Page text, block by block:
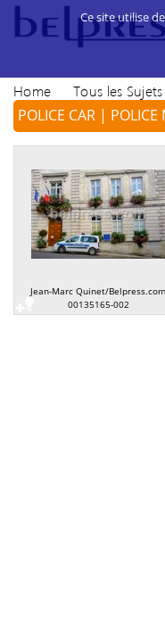
Home Tous les Sujets
POLICE CAR | POLICE
Jean-Marc Quinet/Belpress.com
00135165-002
Ce site utilise